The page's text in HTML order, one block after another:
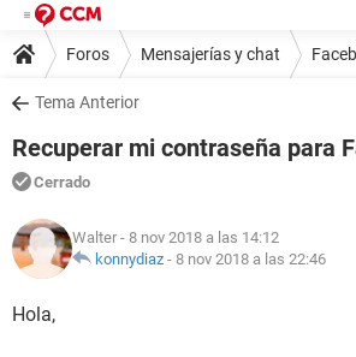
Foros Mensajerías y chat
Tema Anterior
Recuperar mi contraseña para
Cerrado
Walter - 8 nov 2018 a las 14:12
konnydiaz - 8 nov 2018 a las 22:46
Hola,